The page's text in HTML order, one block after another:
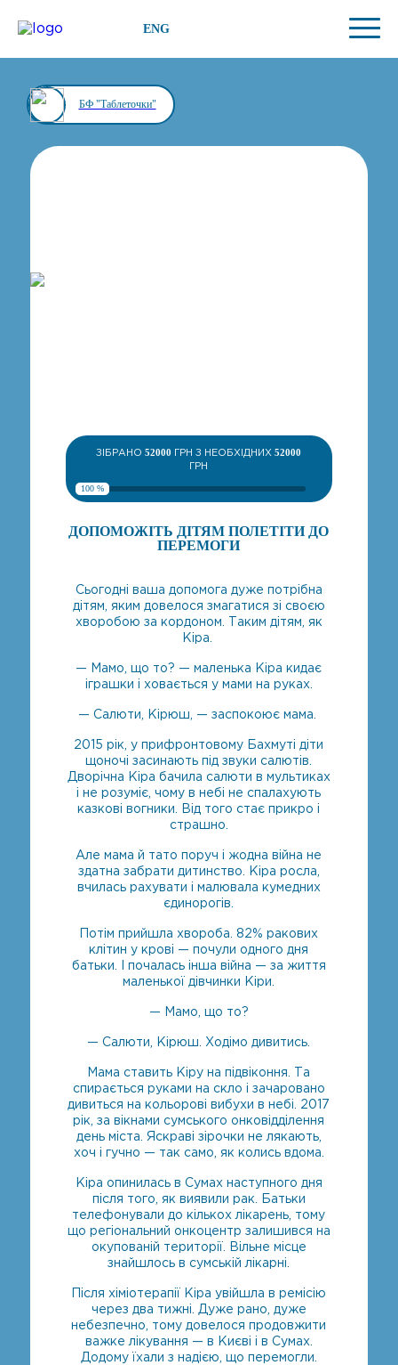
ENG
БФ "Таблеточки"
ЗІБРАНО52000 ГРН З НЕОБХІДНИХ52000
ГРН
100 %
ДОПОМОЖІТЬ ДІТЯМ ПОЛЕТІТИ ДО
ПЕРЕМОГИ
Сьогодні ваша допомога дуже потрібна
дітям, яким довелося змагатися зі своєю
хворобою за кордоном. Таким дітям, як
Кіра.
— Мамо, що то? — маленька Кіра кидає
іграшки і ховається у мами на руках.
— Салюти, Кірюш, — заспокоює мама.
2015 рік, у прифронтовому Бахмуті діти
щоночі засинають під звуки салютів.
Дворічна Кіра бачила салюти в мультиках
і не розуміє, чому в небі не спалахують
казкові вогники. Від того стає прикро і
страшно.
Але мама й тато поруч і жодна війна не
здатна забрати дитинство. Кіра росла,
вчилась рахувати і малювала кумедних
єдинорогів.
Потім прийшла хвороба. 82% ракових
клітин у крові — почули одного дня
батьки. І почалась інша війна — за життя
маленької дівчинки Кіри.
— Мамо, що то?
— Салюти, Кірюш. Ходімо дивитись.
Мама ставить Кіру на підвіконня. Та
спирається руками на скло і зачаровано
дивиться на кольорові вибухи в небі. 2017
рік, за вікнами сумського онковідділення
день міста. Яскраві зірочки не лякають,
хоч і гучно — так само, як колись вдома.
Кіра опинилась в Сумах наступного дня
після того, як виявили рак. Батьки
телефонували до кількох лікарень, тому
що регіональний онкоцентр залишився на
окупованій території. Вільне місце
знайшлось в сумській лікарні.
Після хіміотерапії Кіра увійшла в ремісію
через два тижні. Дуже рано, дуже
небезпечно, тому довелося продовжити
важке лікування — в Києві і в Сумах.
Додому їхали з надією, що перемогли.